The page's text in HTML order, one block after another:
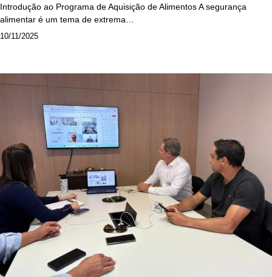
Introdução ao Programa de Aquisição de Alimentos A segurança
alimentar é um tema de extrema…
10/11/2025